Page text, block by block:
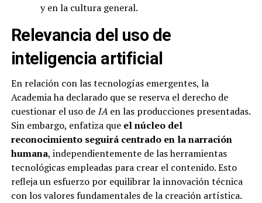
y en la cultura general.
Relevancia del uso de
inteligencia artificial
En relación con las tecnologías emergentes, la
Academia ha declarado que se reserva el derecho de
cuestionar el uso de IAen las producciones presentadas.
Sin embargo, enfatiza que el núcleo del
reconocimiento seguirá centrado en la narración
humana, independientemente de las herramientas
tecnológicas empleadas para crear el contenido. Esto
refleja un esfuerzo por equilibrar la innovación técnica
con los valores fundamentales de la creación artística.